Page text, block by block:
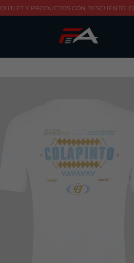
OUTLET Y PRODUCTOS CON DESCUENTO.